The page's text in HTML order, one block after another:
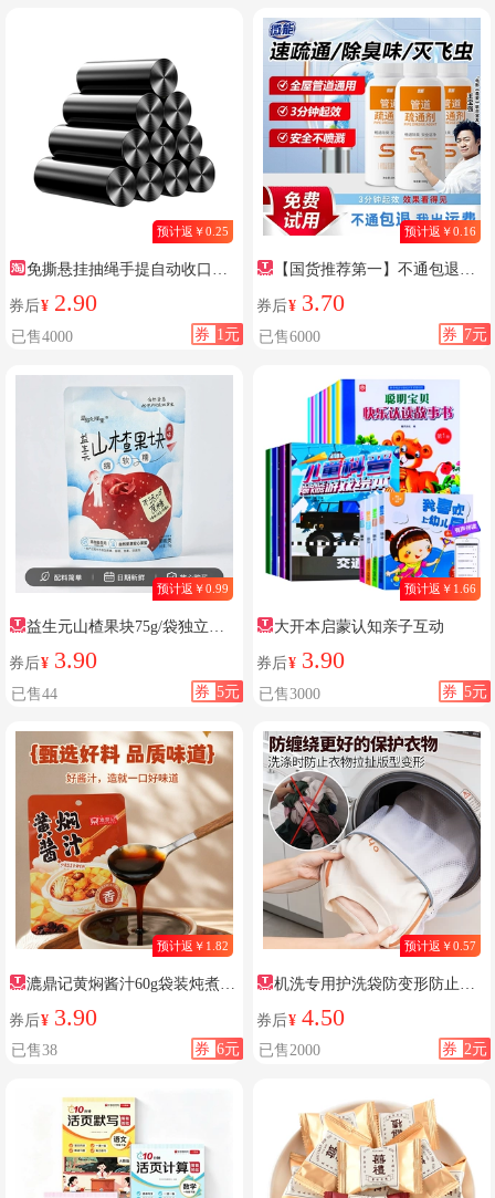
预计返￥0.25
免撕悬挂抽绳手提自动收口垃
圾袋
券后¥ 2.90
券 1元
已售4000
预计返￥0.16
【国货推荐第一】不通包退包
运费
券后¥ 3.70
券 7元
已售6000
预计返￥0.99
益生元山楂果块75g/袋独立小
包装
券后¥ 3.90
券 5元
已售44
预计返￥1.66
大开本启蒙认知亲子互动
券后¥ 3.90
券 5元
已售3000
预计返￥1.82
漉鼎记黄焖酱汁60g袋装炖煮提
鲜
券后¥ 3.90
券 6元
已售38
预计返￥0.57
机洗专用护洗袋防变形防止缠
绕
券后¥ 4.50
券 2元
已售2000